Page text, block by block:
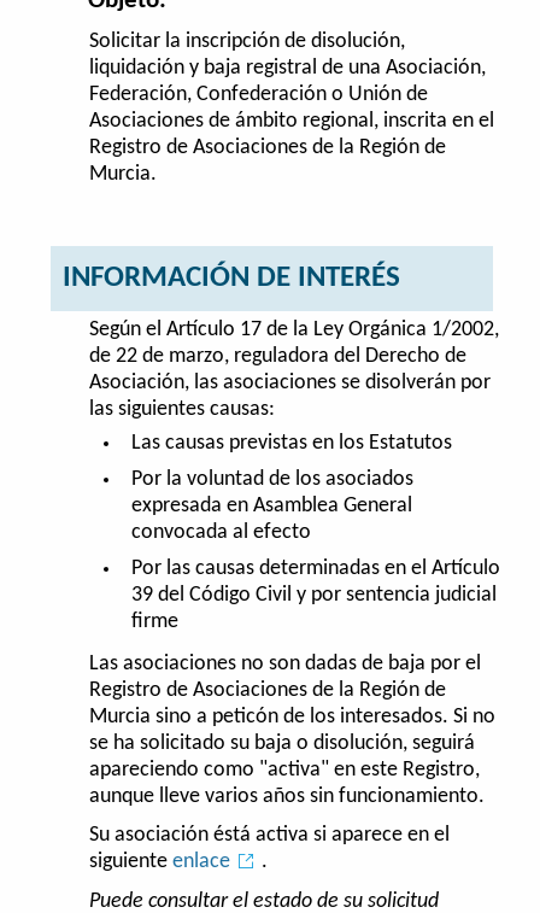
Solicitar la inscripción de disolución,
liquidación y baja registral de una Asociación,
Federación, Confederación o Unión de
Asociaciones de ámbito regional, inscrita en el
Registro de Asociaciones de la Región de
Murcia.
INFORMACIÓN DE INTERÉS
Según el Artículo 17 de la Ley Orgánica 1/2002,
de 22 de marzo, reguladora del Derecho de
Asociación, las asociaciones se disolverán por
las siguientes causas:
Las causas previstas en los Estatutos
Por la voluntad de los asociados
expresada en Asamblea General
convocada al efecto
Por las causas determinadas en el Artículo
39 del Código Civil y por sentencia judicial
firme
Las asociaciones no son dadas de baja por el
Registro de Asociaciones de la Región de
Murcia sino a peticón de los interesados. Si no
se ha solicitado su baja o disolución, seguirá
apareciendo como "activa" en este Registro,
aunque lleve varios años sin funcionamiento.
Su asociación éstá activa si aparece en el
siguienteenlace
.
Puede consultar el estado de su solicitud